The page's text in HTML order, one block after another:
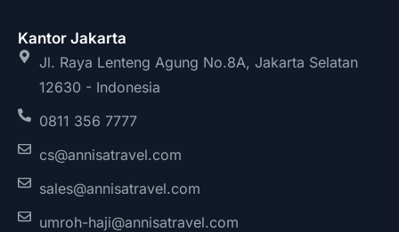
Kantor Jakarta
Jl. Raya Lenteng Agung No.8A, Jakarta Selatan
12630 - Indonesia
0811 356 7777
cs@annisatravel.com
sales@annisatravel.com
umroh-haji@annisatravel.com